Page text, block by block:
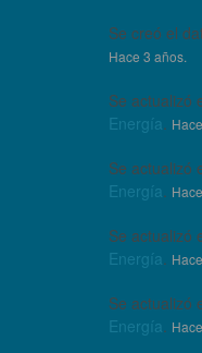
Se creó el
Hace 3 años.
Se actualizó
Energía.
Se actualizó
Energía.
Se actualizó
Energía.
Se actualizó
Energía.